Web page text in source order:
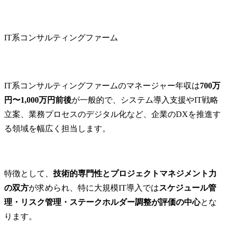
IT系コンサルティングファーム
IT系コンサルティングファームのマネージャー年収は700万
円〜1,000万円前後が一般的で、システム導入支援やIT戦略
立案、業務プロセスのデジタル化など、企業のDXを推進す
る領域を幅広く担当します。
特徴として、 技術的専門性とプロジェクトマネジメント力
の双方が求められ、特に大規模IT導入ではスケジュール管
理・リスク管理・ステークホルダー調整が評価の中心とな
ります。